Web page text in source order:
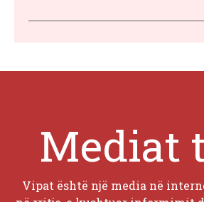
Mediat
Vipat është një media në